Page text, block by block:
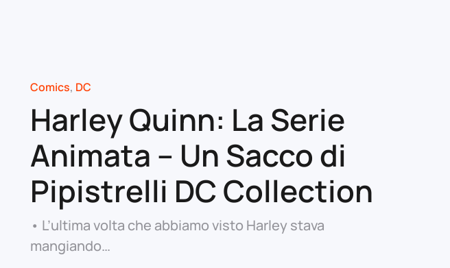
Comics, DC
Harley Quinn: La Serie
Animata – Un Sacco di
Pipistrelli DC Collection
• L’ultima volta che abbiamo visto Harley stava
mangiando…